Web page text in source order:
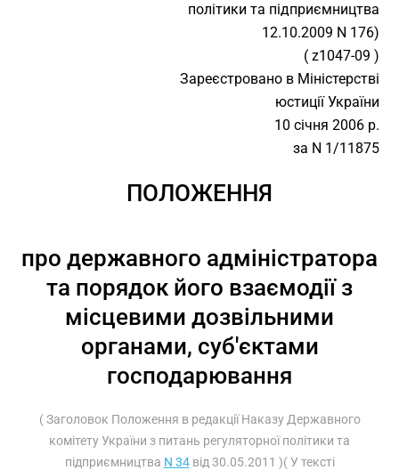
політики та підприємництва
12.10.2009 N 176)
( z1047-09 )
Зареєстровано в Міністерстві
юстиції України
10 січня 2006 р.
за N 1/11875
ПОЛОЖЕННЯ
про державного адміністратора
та порядок його взаємодії з
місцевими дозвільними
органами, суб'єктами
господарювання
( Заголовок Положення в редакції Наказу Державного
комітету України з питань регуляторної політики та
підприємництва N 34від 30.05.2011 )( У тексті